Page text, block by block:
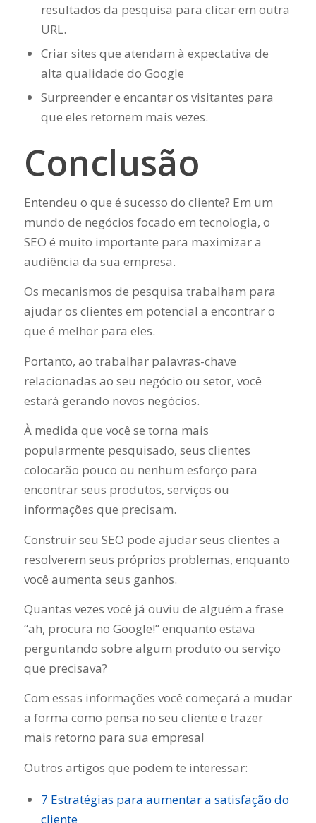
resultados da pesquisa para clicar em outra
URL.
Criar sites que atendam à expectativa de
alta qualidade do Google
Surpreender e encantar os visitantes para
que eles retornem mais vezes.
Conclusão
Entendeu o que é sucesso do cliente? Em um
mundo de negócios focado em tecnologia, o
SEO é muito importante para maximizar a
audiência da sua empresa.
Os mecanismos de pesquisa trabalham para
ajudar os clientes em potencial a encontrar o
que é melhor para eles.
Portanto, ao trabalhar palavras-chave
relacionadas ao seu negócio ou setor, você
estará gerando novos negócios.
À medida que você se torna mais
popularmente pesquisado, seus clientes
colocarão pouco ou nenhum esforço para
encontrar seus produtos, serviços ou
informações que precisam.
Construir seu SEO pode ajudar seus clientes a
resolverem seus próprios problemas, enquanto
você aumenta seus ganhos.
Quantas vezes você já ouviu de alguém a frase
“ah, procura no Google!” enquanto estava
perguntando sobre algum produto ou serviço
que precisava?
Com essas informações você começará a mudar
a forma como pensa no seu cliente e trazer
mais retorno para sua empresa!
Outros artigos que podem te interessar:
7 Estratégias para aumentar a satisfação do
cliente